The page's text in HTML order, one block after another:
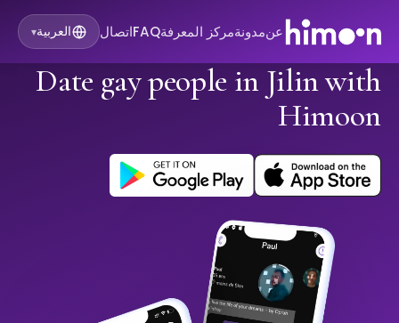
عنمدونةمركز المعرفةFAQاتصال العربية▾
Date gay people in Jilin with
Himoon